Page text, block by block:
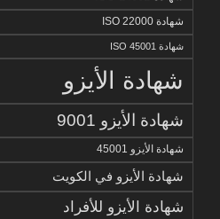
شهادة ISO 22000
شهادة ISO 45001
شهادة الأيزو
شهادة الأيزو 9001
شهادة الأيزو 45001
شهادة الأيزو في الكويت
شهادة الأيزو للأفراد